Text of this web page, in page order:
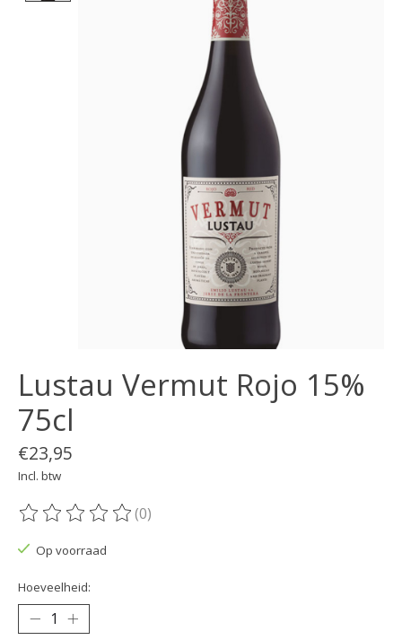
Lustau Vermut Rojo 15%
75cl
€23,95
Incl. btw
De beoordeling van dit product is
(0)
Op voorraad
Hoeveelheid: